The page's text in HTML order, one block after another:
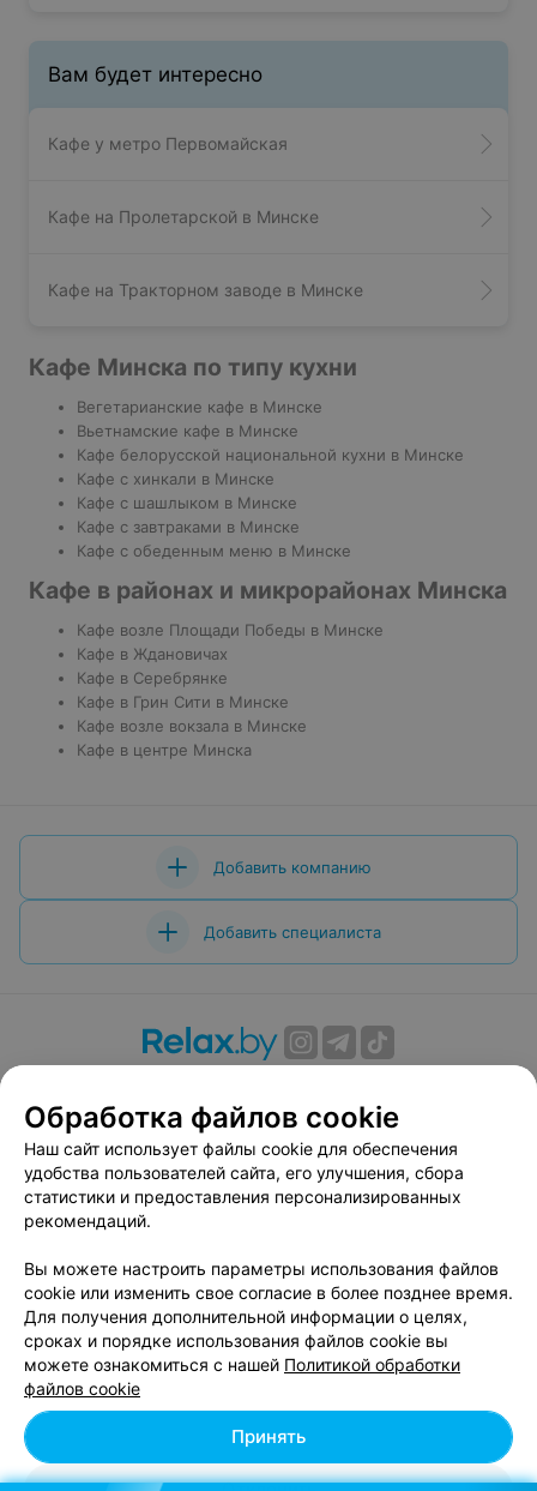
Вам будет интересно
Кафе у метро Первомайская
Кафе на Пролетарской в Минске
Кафе на Тракторном заводе в Минске
Кафе Минска по типу кухни
Вегетарианские кафе в Минске
Вьетнамские кафе в Минске
Кафе белорусской национальной кухни в Минске
Кафе с хинкали в Минске
Кафе с шашлыком в Минске
Кафе с завтраками в Минске
Кафе с обеденным меню в Минске
Кафе в районах и микрорайонах Минска
Кафе возле Площади Победы в Минске
Кафе в Ждановичах
Кафе в Серебрянке
Кафе в Грин Сити в Минске
Кафе возле вокзала в Минске
Кафе в центре Минска
Добавить компанию
Добавить специалиста
Вакансии
Публичный договор
Способы оплаты
Публичный договор по использованию сервиса
«Афиша»
Пользовательское соглашение
Связаться по вопросам сотрудничества
Написать руководителю relax.by
Персональные настройки cookie
Обработка персональных данных
© 2026 ООО «Артокс Лаб», УНП 191700409, регистрирующий орган -
Обработка файлов cookie
Наш сайт использует файлы cookie для обеспечения
удобства пользователей сайта, его улучшения, сбора
статистики и предоставления персонализированных
рекомендаций.
Вы можете настроить параметры использования файлов
cookie или изменить свое согласие в более позднее время.
Для получения дополнительной информации о целях,
сроках и порядке использования файлов cookie вы
можете ознакомиться с нашей Политикой обработки
файлов cookie
Принять